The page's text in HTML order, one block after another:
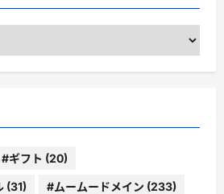
#ギフト (20)
(31) #ムームードメイン (233)